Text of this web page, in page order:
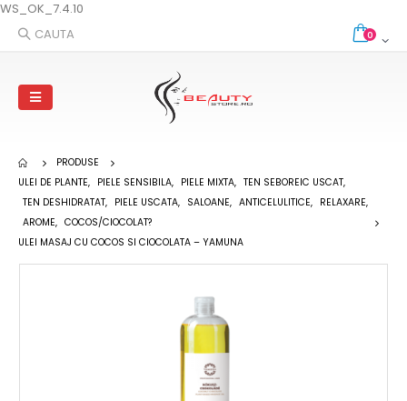
WS_OK_7.4.10
CAUTA
0
PRODUSE
ULEI DE PLANTE, PIELE SENSIBILA, PIELE MIXTA, TEN SEBOREIC USCAT,
TEN DESHIDRATAT, PIELE USCATA, SALOANE, ANTICELULITICE, RELAXARE,
AROME, COCOS/CIOCOLAT?
ULEI MASAJ CU COCOS SI CIOCOLATA – YAMUNA